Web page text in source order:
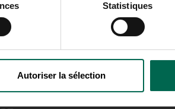
Statistiques
Autoriser la sélection
WILFRID-